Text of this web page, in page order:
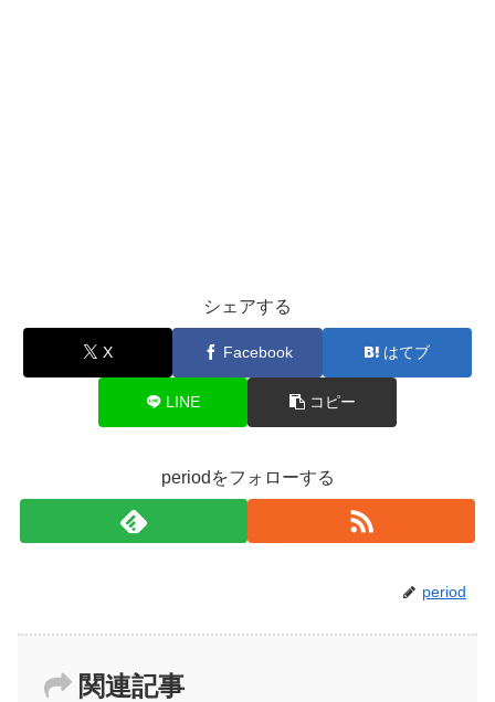
シェアする
X Facebook はてブ
LINE コピー
periodをフォローする
period
関連記事